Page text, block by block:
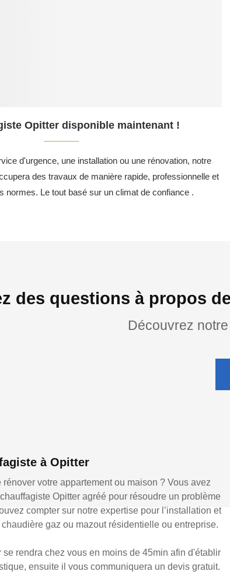
Opitter disponible maintenant !
d'urgence, une installation ou une rénovation, notre
des travaux de manière rapide, professionnelle et
normes. Le tout basé sur un climat de confiance .
des questions à propos
Découvrez
à Opitter
votre appartement ou maison ? Vous avez
Opitter agréé pour résoudre un problème
compter sur notre expertise pour l’installation et
gaz ou mazout résidentielle ou entreprise.
se rendra chez vous en moins de 45min afin d'établir
ensuite il vous communiquera un devis gratuit.